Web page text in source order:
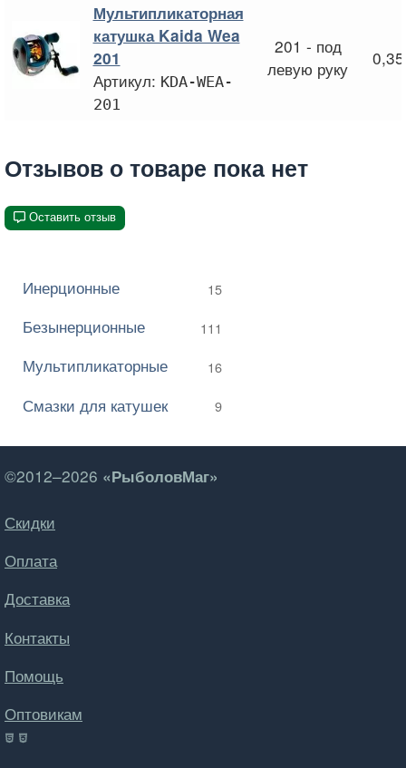
Мультипликаторная
катушка Kaida Wea
201
Артикул: KDA-WEA-
201
201 - под
левую руку
Отзывов о товаре пока нет
Оставить отзыв
Инерционные 15
Безынерционные 111
Мультипликаторные 16
Смазки для катушек 9
©2012–2026 «РыболовМаг»
Скидки
Оплата
Доставка
Контакты
Помощь
Оптовикам